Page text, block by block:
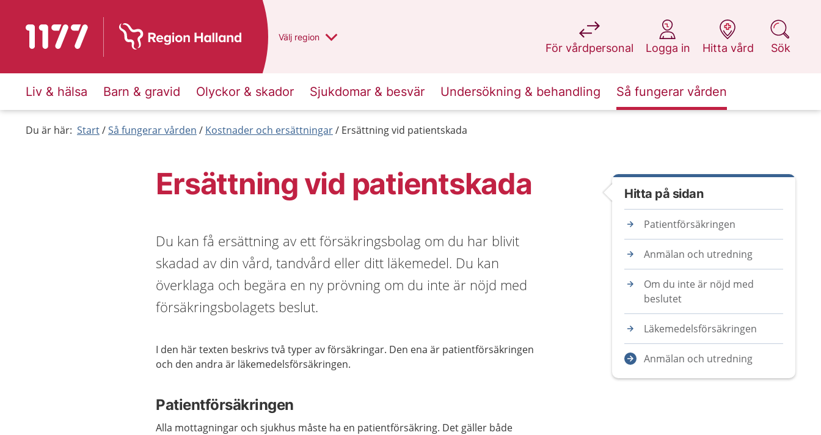
Till startsidan för 1177 Du har valt region
Välj en annan
region
För vårdpersonal
på 1177.se
Logga in
på 1177.se
Hitta vård
på 1177.se
Sök
på 1177.se
Liv & hälsa Barn & gravid Olyckor & skador Sjukdomar & besvär Undersökning & behandling Så fungerar vården
Du är här: Start Så fungerar vården Kostnader och ersättningar Ersättning vid patientskada
Ersättning vid patientskada
Du kan få ersättning av ett försäkringsbolag om du har blivit
skadad av din vård, tandvård eller ditt läkemedel. Du kan
överklaga och begära en ny prövning om du inte är nöjd med
försäkringsbolagets beslut.
I den här texten beskrivs två typer av försäkringar. Den ena är patientförsäkringen
och den andra är läkemedelsförsäkringen.
Patientförsäkringen
Alla mottagningar och sjukhus måste ha en patientförsäkring. Det gäller både
Hitta på sidan
Patientförsäkringen
Anmälan och utredning
Om du inte är nöjd med
beslutet
Läkemedelsförsäkringen
Anmälan och utredning